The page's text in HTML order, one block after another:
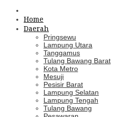
Home
Daerah
Pringsewu
Lampung Utara
Tanggamus
Tulang Bawang Barat
Kota Metro
Mesuji
Pesisir Barat
Lampung Selatan
Lampung Tengah
Tulang Bawang